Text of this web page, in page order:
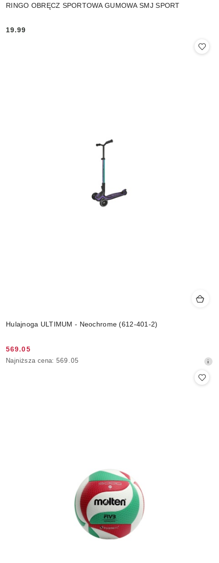
RINGO OBRĘCZ SPORTOWA GUMOWA SMJ SPORT
Cena:
19.99
Hulajnoga ULTIMUM - Neochrome (612-401-2)
Cena
promocyjna:
569.05
Najniższa
Najniższa cena: 569.05